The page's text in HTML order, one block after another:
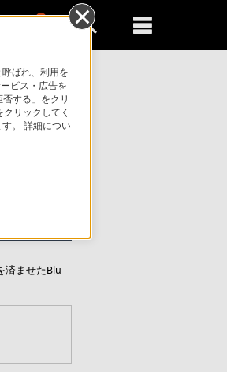
0
済ませたBlu
ばれ、利用を
ビス・広告を
する」をクリ
リックしてく
。 詳細につい